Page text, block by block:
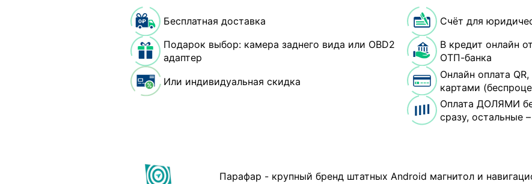
Бесплатная доставка
Подарок выбор: камера заднего вида или OBD2
адаптер
Или индивидуальная скидка
Счёт для
В кредит онлайн
ОТП-банка
Онлайн оплата
картами
Оплата ДОЛЯМИ
сразу, остальные
Парафар - крупный бренд штатных Android магнитол и